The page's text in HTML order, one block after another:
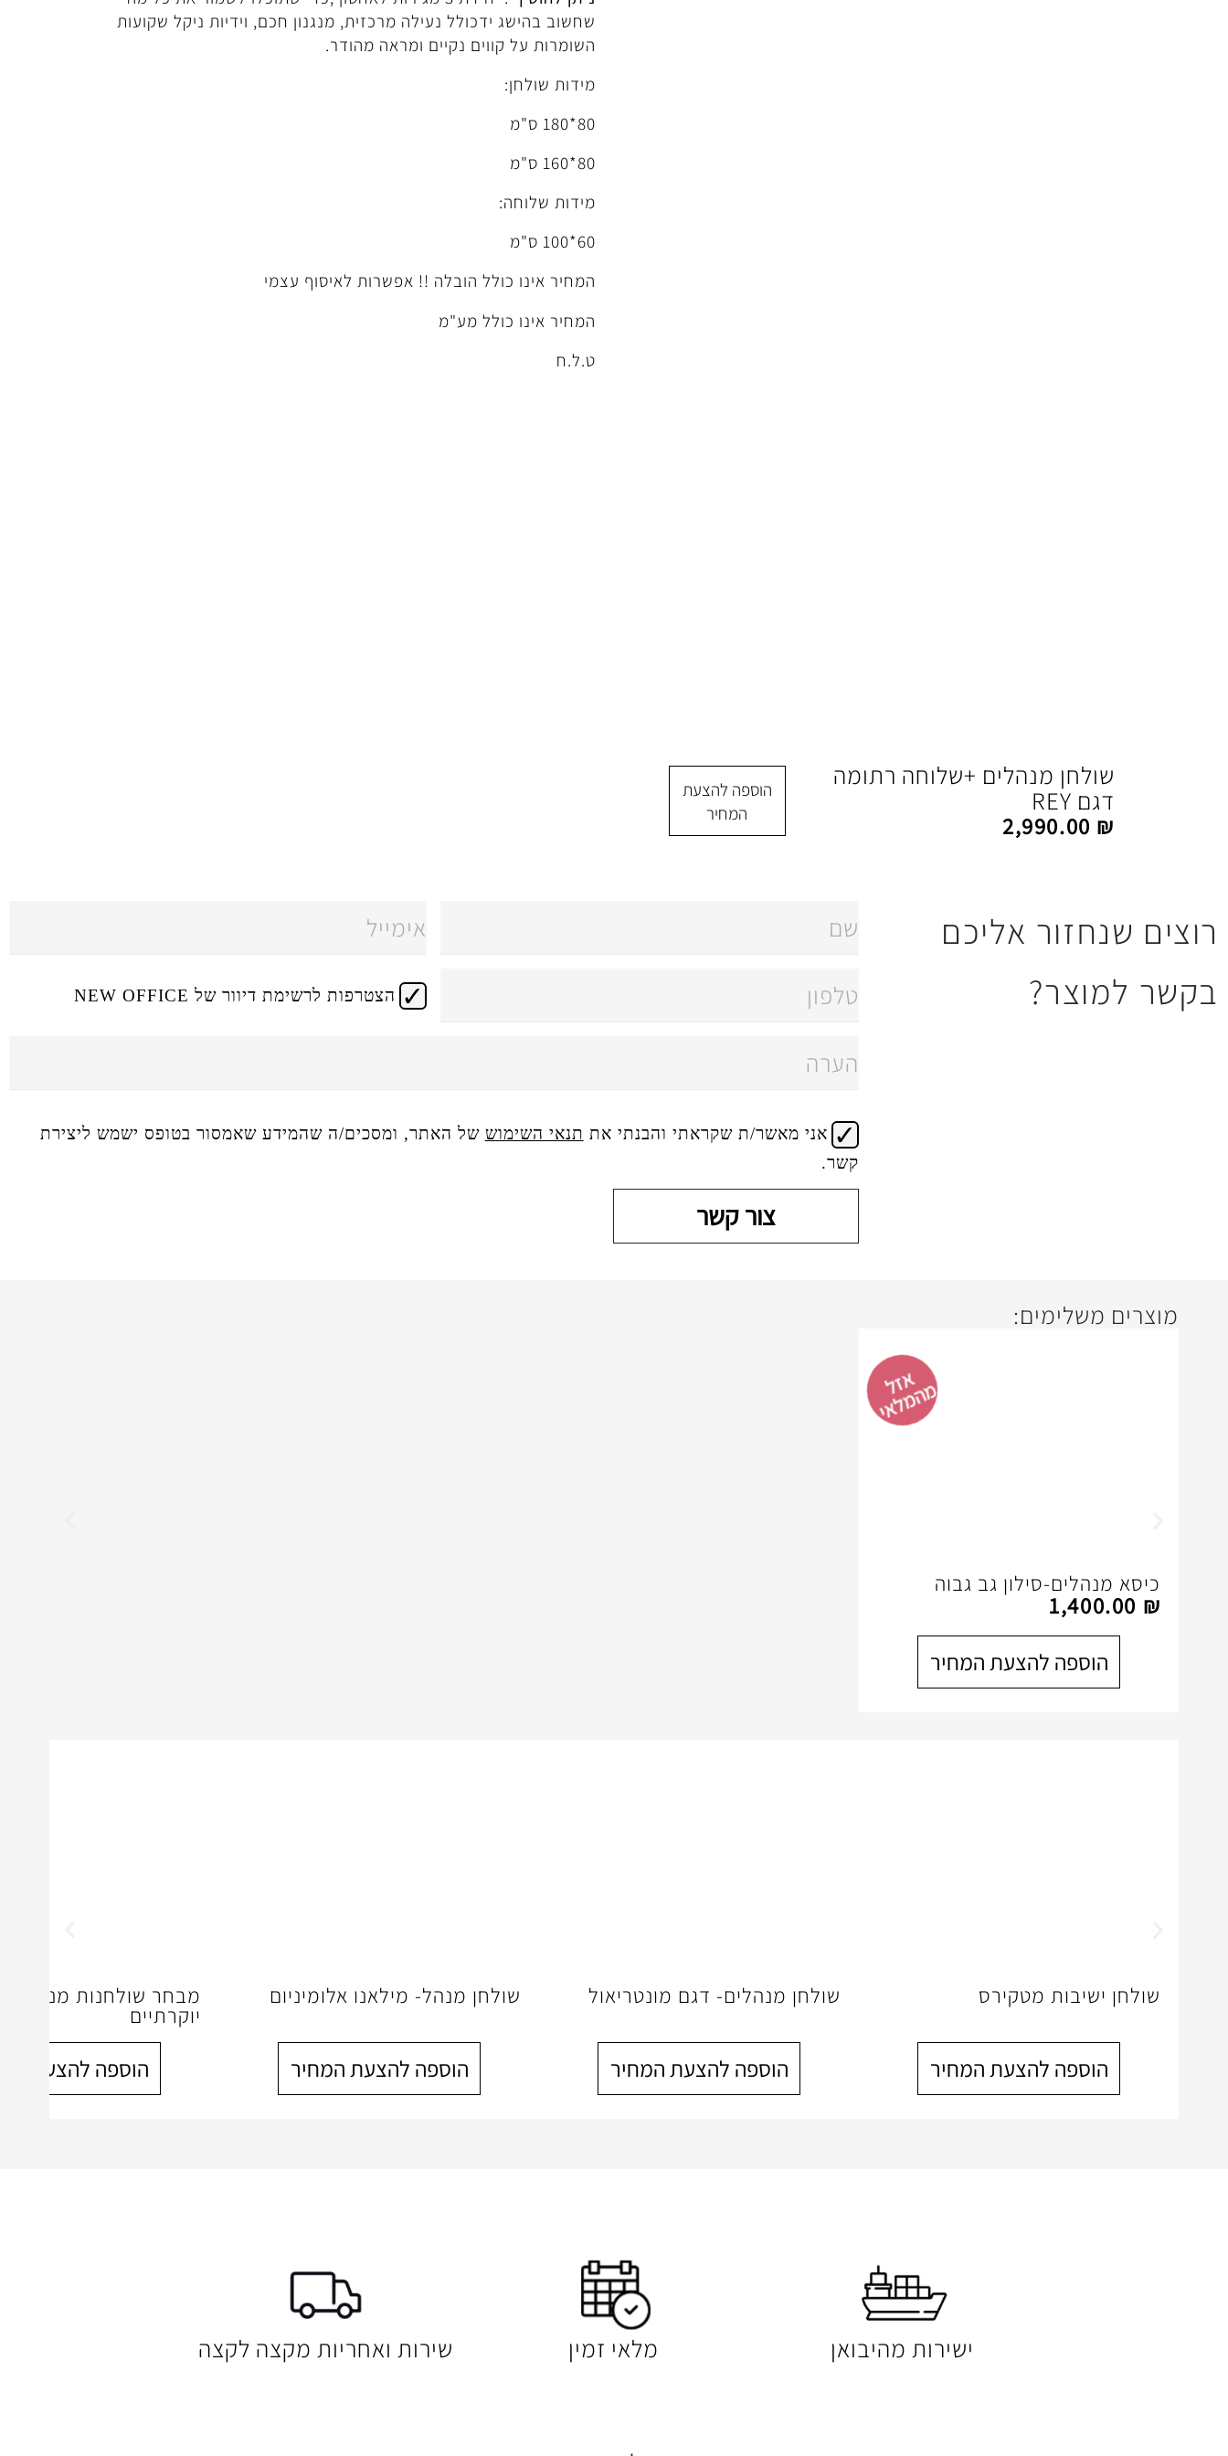
שולחן מנהלים +שלוחה רתומה
דגם REY
2,990.00 ₪
הוספה להצעת
המחיר
שחשוב בהישג ידכולל נעילה מרכזית, מנגנון חכם, וידיות ניקל שקועות
השומרות על קווים נקיים ומראה מהודר.
מידות שולחן:
80*180 ס"מ
80*160 ס"מ
מידות שלוחה:
60*100 ס"מ
המחיר אינו כולל הובלה !! אפשרות לאיסוף עצמי
המחיר אינו כולל מע"מ
ט.ל.ח
רוצים שנחזור אליכם
בקשר למוצר?
הצטרפות לרשימת דיוור של NEW OFFICE
אני מאשר/ת שקראתי והבנתי את תנאי השימוש של האתר, ומסכים/ה שהמידע שאמסור בטופס ישמש ליצירת
קשר.
צור קשר
מוצרים משלימים:
א
ז
ל
מ
ה
מ
ל
א
י
כיסא מנהלים-סילון גב גבוה
1,400.00 ₪
הוספה להצעת המחיר
שולחן ישיבות מטקירס
הוספה להצעת המחיר
שולחן מנהלים- דגם מונטריאול
הוספה להצעת המחיר
שולחן מנהל- מילאנו אלומיניום
הוספה להצעת המחיר
מבחר שולחנות מנהלים
יוקרתיים
הוספה להצעת
ישירות מהיבואן מלאי זמין שירות ואחריות מקצה לקצה